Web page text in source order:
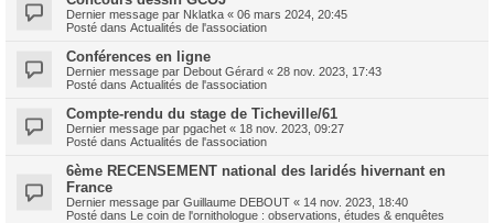
Dernier message par Nklatka « 06 mars 2024, 20:45
Posté dans Actualités de l'association
Conférences en ligne
Dernier message par Debout Gérard « 28 nov. 2023, 17:43
Posté dans Actualités de l'association
Compte-rendu du stage de Ticheville/61
Dernier message par pgachet « 18 nov. 2023, 09:27
Posté dans Actualités de l'association
6ème RECENSEMENT national des laridés hivernant en
France
Dernier message par Guillaume DEBOUT « 14 nov. 2023, 18:40
Posté dans Le coin de l'ornithologue : observations, études & enquêtes